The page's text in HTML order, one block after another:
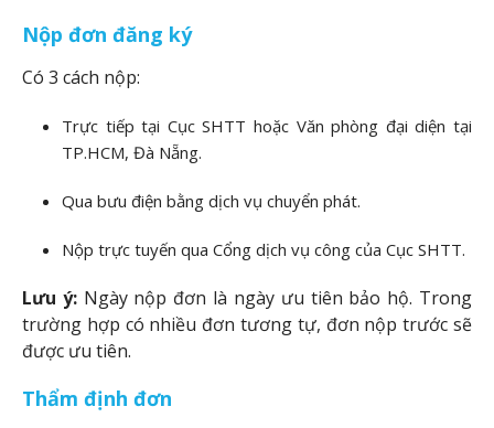
Nộp đơn đăng ký
Có 3 cách nộp:
Trực tiếp tại Cục SHTT hoặc Văn phòng đại diện tại
TP.HCM, Đà Nẵng.
Qua bưu điện bằng dịch vụ chuyển phát.
Nộp trực tuyến qua Cổng dịch vụ công của Cục SHTT.
Lưu ý: Ngày nộp đơn là ngày ưu tiên bảo hộ. Trong
trường hợp có nhiều đơn tương tự, đơn nộp trước sẽ
được ưu tiên.
Thẩm định đơn